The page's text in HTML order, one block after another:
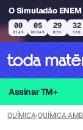
O Simuladão
00
DIAS
05
HORAS
29
MIN
31
SEG
Assinar TM+
QUÍMICA›QUÍMICA